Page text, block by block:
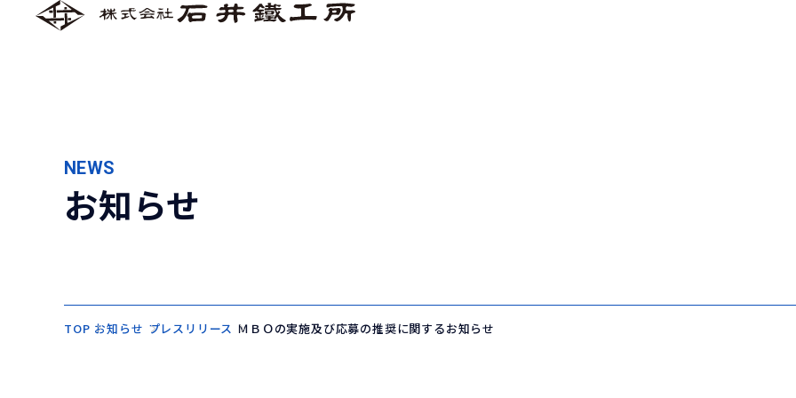
お知らせ
NEWS
TOP お知らせ プレスリリース ＭＢＯの実施及び応募の推奨に関するお知らせ